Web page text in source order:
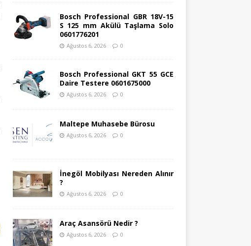
Bosch Professional GBR 18V-15
S 125 mm Akülü Taşlama Solo
0601776201
Ağustos 6, 2026 0
Bosch Professional GKT 55 GCE
Daire Testere 0601675000
Ağustos 6, 2026 0
Maltepe Muhasebe Bürosu
Ağustos 6, 2026 0
İnegöl Mobilyası Nereden Alınır
?
Ağustos 6, 2026 0
Araç Asansörü Nedir ?
Ağustos 6, 2026 0